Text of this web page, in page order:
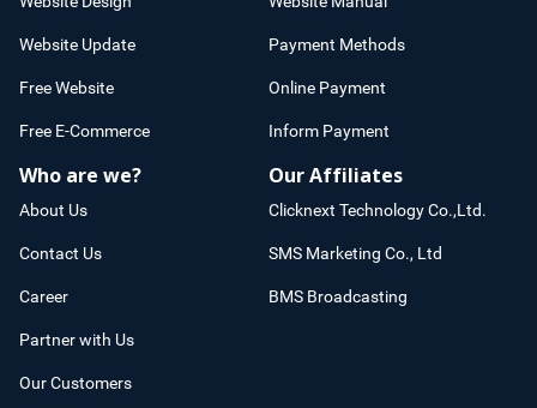
Website Update
Free Website
Free E-Commerce
Payment Methods
Online Payment
Inform Payment
Who are we?
About Us
Contact Us
Career
Partner with Us
Our Customers
Our Affiliates
Clicknext Technology Co.,Ltd.
SMS Marketing Co., Ltd
BMS Broadcasting